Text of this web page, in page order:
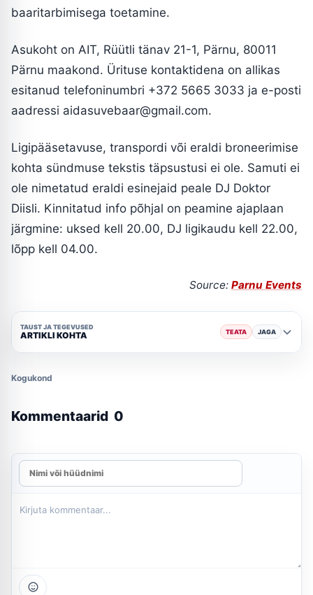
baaritarbimisega toetamine.
Asukoht on AIT, Rüütli tänav 21-1, Pärnu, 80011
Pärnu maakond. Ürituse kontaktidena on allikas
esitanud telefoninumbri +372 5665 3033 ja e-posti
aadressi aidasuvebaar@gmail.com.
Ligipääsetavuse, transpordi või eraldi broneerimise
kohta sündmuse tekstis täpsustusi ei ole. Samuti ei
ole nimetatud eraldi esinejaid peale DJ Doktor
Diisli. Kinnitatud info põhjal on peamine ajaplaan
järgmine: uksed kell 20.00, DJ ligikaudu kell 22.00,
lõpp kell 04.00.
Source: Parnu Events
TAUST JA TEGEVUSED
ARTIKLI KOHTA TEATA JAGA
Kogukond
Kommentaarid 0